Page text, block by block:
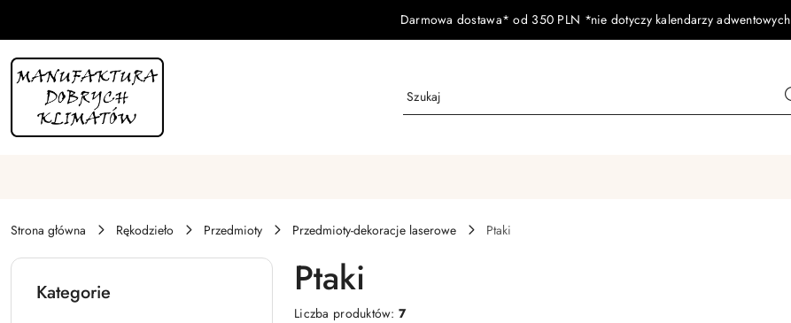
Darmowa dostawa* od 350 PLN *nie dotyczy kalendarzy adwentowych
Strona główna Rękodzieło Przedmioty Przedmioty-dekoracje laserowe Ptaki
Kategorie Ptaki
Liczba produktów:7